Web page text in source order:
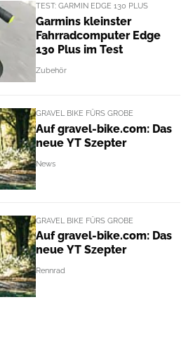
TEST: GARMIN EDGE 130 PLUS
Garmins kleinster
Fahrradcomputer Edge
130 Plus im Test
Zubehör
GRAVEL BIKE FÜRS GROBE
Auf gravel-bike.com: Das
neue YT Szepter
News
GRAVEL BIKE FÜRS GROBE
Auf gravel-bike.com: Das
neue YT Szepter
Rennrad